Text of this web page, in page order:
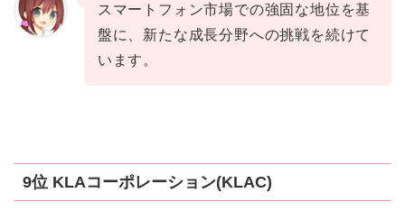
スマートフォン市場での強固な地位を基
盤に、新たな成長分野への挑戦を続けて
います。
9位 KLAコーポレーション(KLAC)